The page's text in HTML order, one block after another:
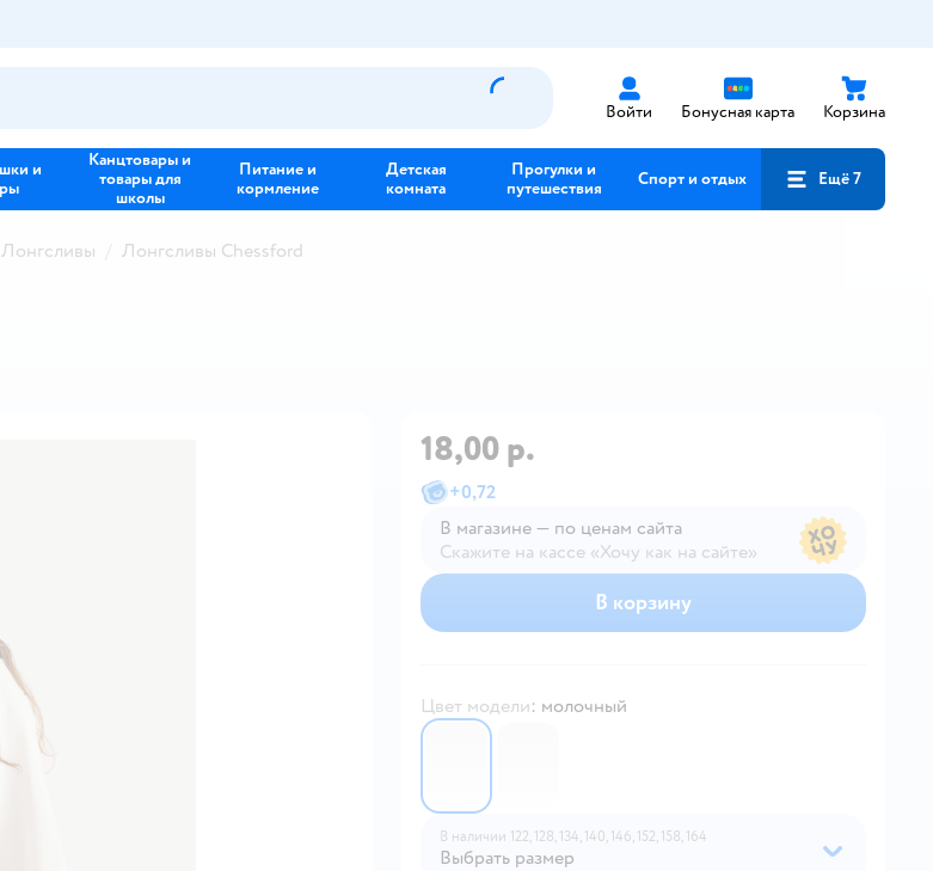
Войти Бонусная карта Корзина
и
Канцтовары и
товары для
школы
Питание и
кормление
Детская
комната
Прогулки и
путешествия
Спорт и отдых Ещё 7
Лонгсливы Лонгсливы Chessford
18,00 р.
+0,72
В магазине — по ценам сайта
Скажите на кассе «Хочу как на сайте»
В магазине — по ценам сайта
В корзину
Цвет модели: молочный
7065125
В наличии 122, 128, 134, 140, 146, 152, 158, 164
Выбрать размер